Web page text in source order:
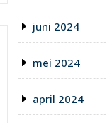
juni 2024
mei 2024
april 2024